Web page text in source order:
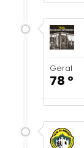
Geral
78 º